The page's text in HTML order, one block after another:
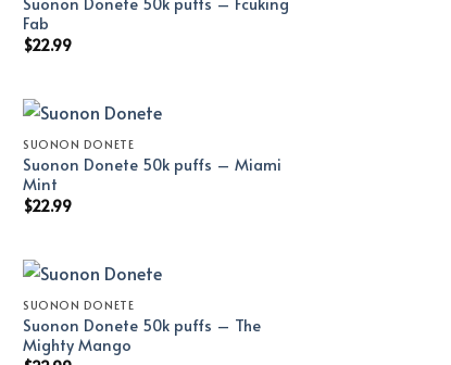
Fab
$22.99
SUONON DONETE
Suonon Donete 50k puffs – Miami
Mint
$22.99
SUONON DONETE
Suonon Donete 50k puffs – The
Mighty Mango